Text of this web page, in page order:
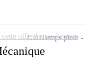
CDITemps plein
offre à ma sélection